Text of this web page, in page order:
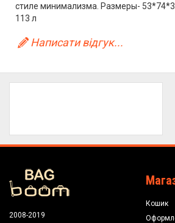
стиле минимализма. Размеры-
113 л
Написати відгук...
2008-2019
Кошик